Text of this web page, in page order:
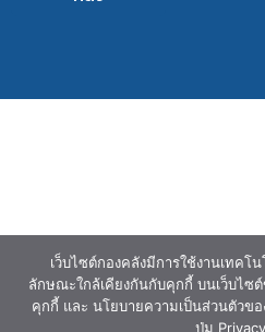
เว็บไซต์กองคลังมีการใช้งานเทค
ลักษณะใกล้เคียงกันกับคุกกี้ บนเว็บไซ
คุกกี้ และ นโยบายความเป็นส่วนตัวข
ปุ่ม